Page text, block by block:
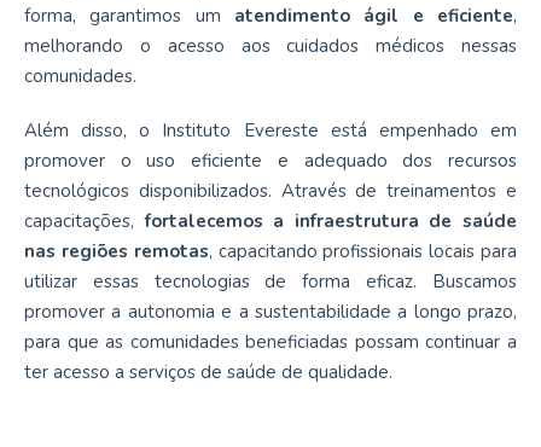
forma, garantimos um atendimento ágil e eficiente,
melhorando o acesso aos cuidados médicos nessas
comunidades.
Além disso, o Instituto Evereste está empenhado em
promover o uso eficiente e adequado dos recursos
tecnológicos disponibilizados. Através de treinamentos e
capacitações,fortalecemos a infraestrutura de saúde
nas regiões remotas, capacitando profissionais locais para
utilizar essas tecnologias de forma eficaz. Buscamos
promover a autonomia e a sustentabilidade a longo prazo,
para que as comunidades beneficiadas possam continuar a
ter acesso a serviços de saúde de qualidade.